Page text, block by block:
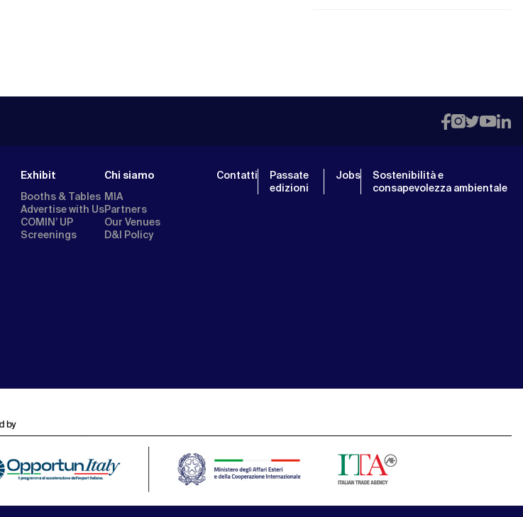
Exhibit
Booths & Tables
Advertise with Us
COMIN’ UP
Screenings
Chi siamo
MIA
Partners
Our Venues
D&I Policy
Contatti
Passate
edizioni
Jobs
Sostenibilità e
consapevolezza ambientale